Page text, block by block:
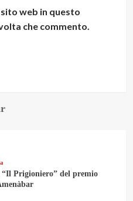
sito web in questo
che commento.
“Il Prigioniero” del premio